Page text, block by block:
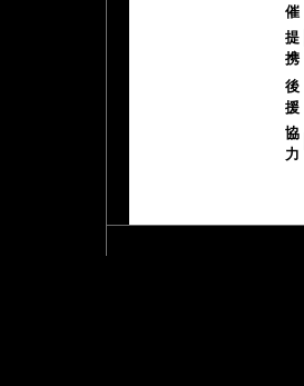
催
提
携
後
援
協
力